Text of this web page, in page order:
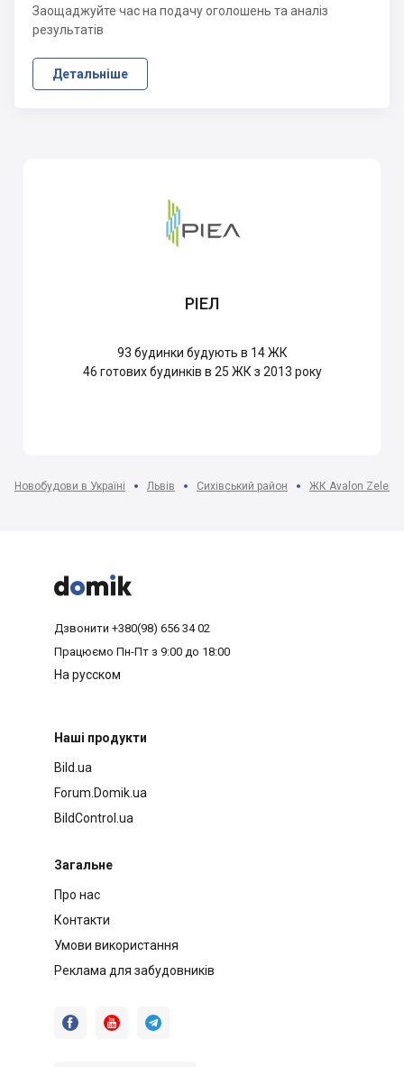
Заощаджуйте час на подачу оголошень та аналіз
результатів
Детальніше
РІЕЛ
93 будинки будують в 14 ЖК
46 готових будинків в 25 ЖК з 2013 року
Новобудови в Україні Львів Сихівський район ЖК Avalon Zelena



Дзвонити +380(98) 656 34 02
Працюємо Пн-Пт з 9:00 до 18:00
На русском
Наші продукти
Bild.ua
Forum.Domik.ua
BildControl.ua
Загальне
Про нас
Контакти
Умови використання
Реклама для забудовників
  